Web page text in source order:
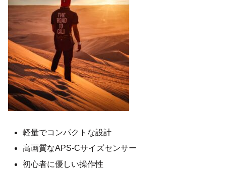
軽量でコンパクトな設計
高画質なAPS-Cサイズセンサー
初心者に優しい操作性